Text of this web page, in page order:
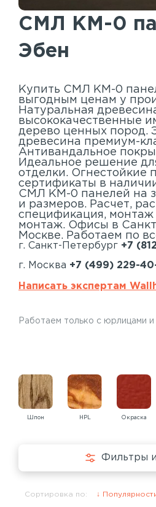
Реечный потолок
Индивидуальные решения
СМЛ КМ-0
Эбен
Купить СМЛ КМ-0
выгодным ценам у
Натуральная
высококачественные
дерево ценных пород.
древесина премиум-
Антивандальное
Идеальное решение
отделки. Огнестойкие
сертификаты в
СМЛ КМ-0 панелей на
и размеров. Расчет,
спецификация,
монтаж. Офисы в
Москве. Работаем по
г. Санкт-Петербург +7
г. Москва +7 (499) 229-
Написать экспертам
Работаем только с юрлицами и
Шпон HPL Окраска
Фильтры
Сортировка по: